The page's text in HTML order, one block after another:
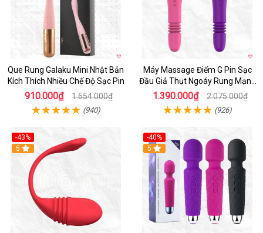
Que Rung Galaku Mini Nhật Bản
Kích Thích Nhiều Chế Độ Sạc Pin
910.000₫ 1.654.000₫
(940)
Máy Massage Điểm G Pin Sạc
Đầu Giả Thụt Ngoáy Rung Mạnh
10 Chế Độ
1.390.000₫ 2.075.000₫
(926)
-43%
Hot
5
-40%
5